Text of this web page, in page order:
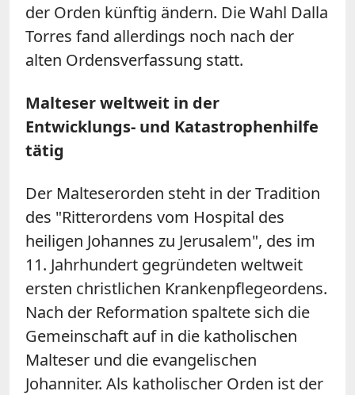
der Orden künftig ändern. Die Wahl Dalla
Torres fand allerdings noch nach der
alten Ordensverfassung statt.
Malteser weltweit in der
Entwicklungs- und Katastrophenhilfe
tätig
Der Malteserorden steht in der Tradition
des "Ritterordens vom Hospital des
heiligen Johannes zu Jerusalem", des im
11. Jahrhundert gegründeten weltweit
ersten christlichen Krankenpflegeordens.
Nach der Reformation spaltete sich die
Gemeinschaft auf in die katholischen
Malteser und die evangelischen
Johanniter. Als katholischer Orden ist der